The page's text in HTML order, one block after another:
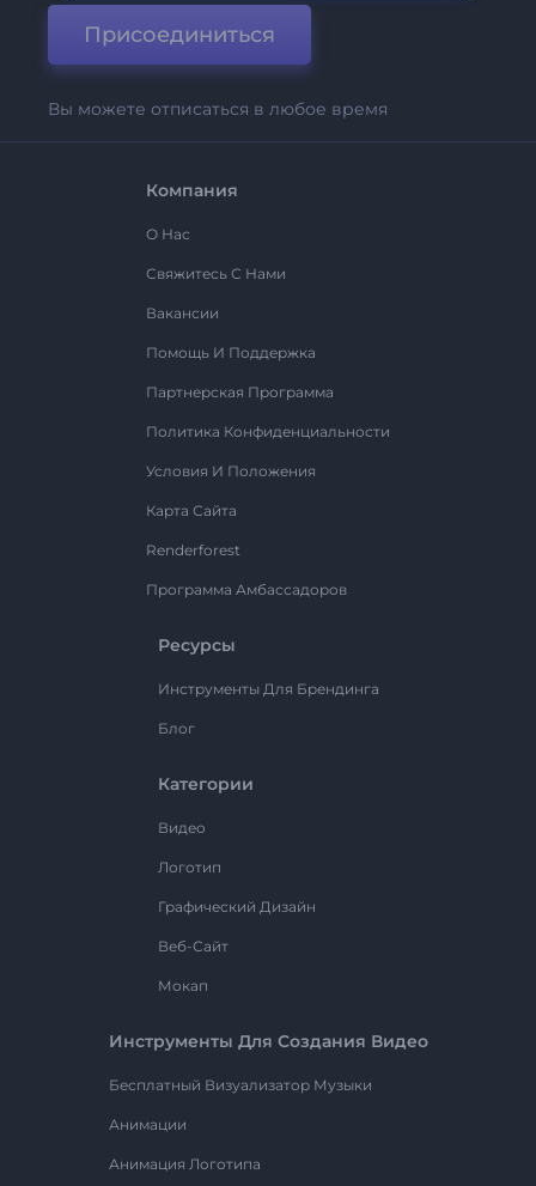
Присоединиться
Вы можете отписаться в любое время
Компания
О Нас
Свяжитесь С Нами
Вакансии
Помощь И Поддержка
Партнерская Программа
Политика Конфиденциальности
Условия И Положения
Карта Сайта
Renderforest
Программа Амбассадоров
Ресурсы
Инструменты Для Брендинга
Блог
Категории
Видео
Логотип
Графический Дизайн
Веб-Сайт
Мокап
Инструменты Для Создания Видео
Бесплатный Визуализатор Музыки
Анимации
Анимация Логотипа